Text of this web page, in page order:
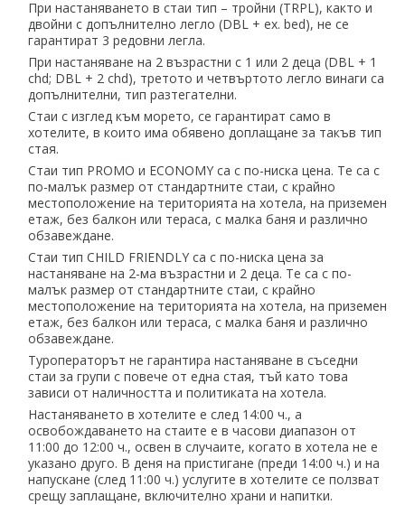
При настаняването в стаи тип – тройни (TRPL), както и
двойни с допълнително легло (DBL + ex. bed), не се
гарантират 3 редовни легла.
При настаняване на 2 възрастни с 1 или 2 деца (DBL + 1
chd; DBL + 2 chd), третото и четвъртото легло винаги са
допълнителни, тип разтегателни.
Стаи с изглед към морето, се гарантират само в
хотелите, в които има обявено доплащане за такъв тип
стая.
Стаи тип PROMO и ECONOMY са с по-ниска цена. Те са с
по-малък размер от стандартните стаи, с крайно
местоположение на територията на хотела, на приземен
етаж, без балкон или тераса, с малка баня и различно
обзавеждане.
Стаи тип CHILD FRIENDLY са с по-ниска цена за
настаняване на 2-ма възрастни и 2 деца. Те са с по-
малък размер от стандартните стаи, с крайно
местоположение на територията на хотела, на приземен
етаж, без балкон или тераса, с малка баня и различно
обзавеждане.
Туроператорът не гарантира настаняване в съседни
стаи за групи с повече от една стая, тъй като това
зависи от наличността и политиката на хотела.
Настаняването в хотелите е след 14:00 ч., а
освобождаването на стаите е в часови диапазон от
11:00 до 12:00 ч., освен в случаите, когато в хотела не е
указано друго. В деня на пристигане (преди 14:00 ч.) и на
напускане (след 11:00 ч.) услугите в хотелите се ползват
срещу заплащане, включително храни и напитки.